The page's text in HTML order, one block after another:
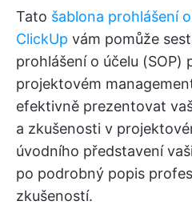
Tato šablona prohlášení
ClickUp vám pomůže
prohlášení o účelu (SOP)
projektovém
efektivně prezentovat
a zkušenosti v
úvodního představení
po podrobný popis
zkušeností.